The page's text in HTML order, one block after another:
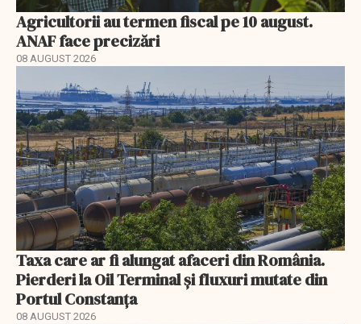
Agricultorii au termen fiscal pe 10 august.
ANAF face precizări
08 AUGUST 2026
Taxa care ar fi alungat afaceri din România.
Pierderi la Oil Terminal și fluxuri mutate din
Portul Constanța
08 AUGUST 2026